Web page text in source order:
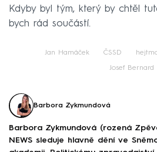
Kdyby byl tým, který by chtěl
bych rád součástí.
Jan Hamáček ČSSD
Josef Bernard
Barbora Zykmundová
Barbora Zykmundová (rozená
NEWS sleduje hlavně dění ve